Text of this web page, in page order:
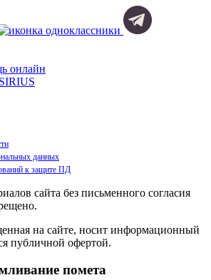
онлайн
данных
к защите ПД
сайта без письменного согласия
на сайте, носит информационный
публичной офертой.
помета